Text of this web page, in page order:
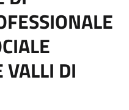
VALLI DI